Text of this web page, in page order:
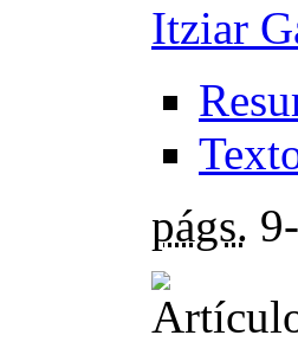
Itziar
págs.